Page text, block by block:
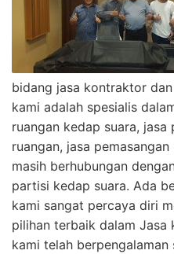
bidang jasa kontraktor
kami adalah spesialis
ruangan kedap suara, jasa
ruangan, jasa
masih berhubungan
partisi kedap suara. Ada
kami sangat percaya diri
pilihan terbaik dalam Jasa
kami telah